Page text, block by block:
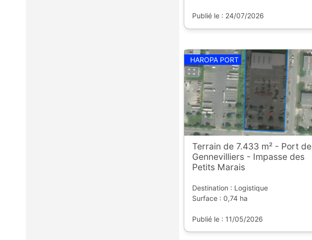
Publié le : 24/07/2026
HAROPA PORT
Terrain de 7.433 m² - Port de
Gennevilliers - Impasse des
Petits Marais
Destination : Logistique
Surface : 0,74 ha
Publié le : 11/05/2026